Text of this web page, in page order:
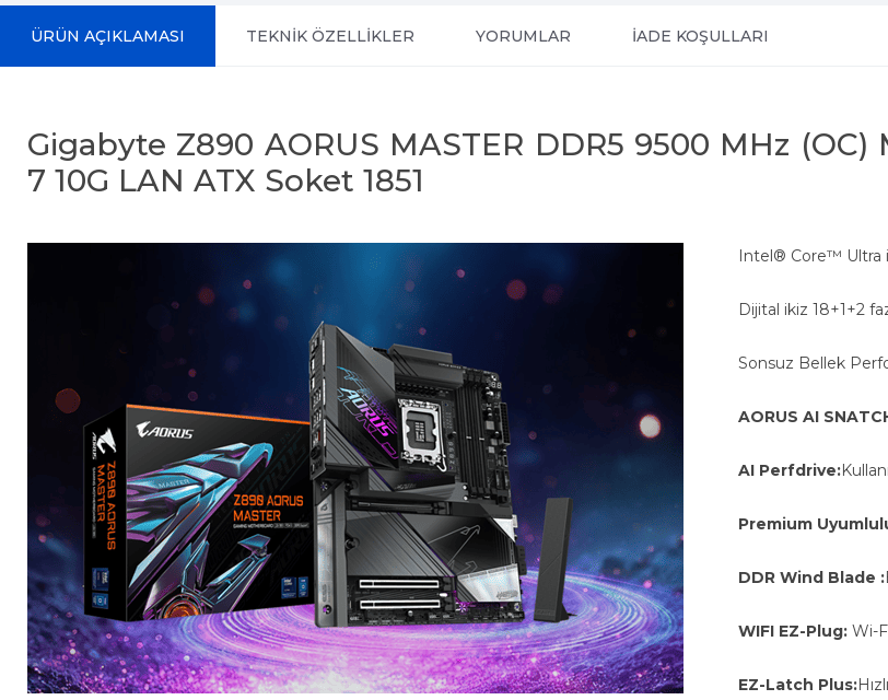
ÜRÜN AÇIKLAMASI TEKNİK ÖZELLİKLER YORUMLAR İADE KOŞULLARI
Gigabyte Z890 AORUS MASTER DDR5 9500 MHz
7 10G LAN ATX Soket 1851
Intel® Core™ Ultra
Dijital ikiz 18+1+2
Sonsuz Bellek
AORUS AI
AI Perfdrive:
Premium
DDR Wind Blade :
WIFI EZ-Plug: Wi-
EZ-Latch Plus: